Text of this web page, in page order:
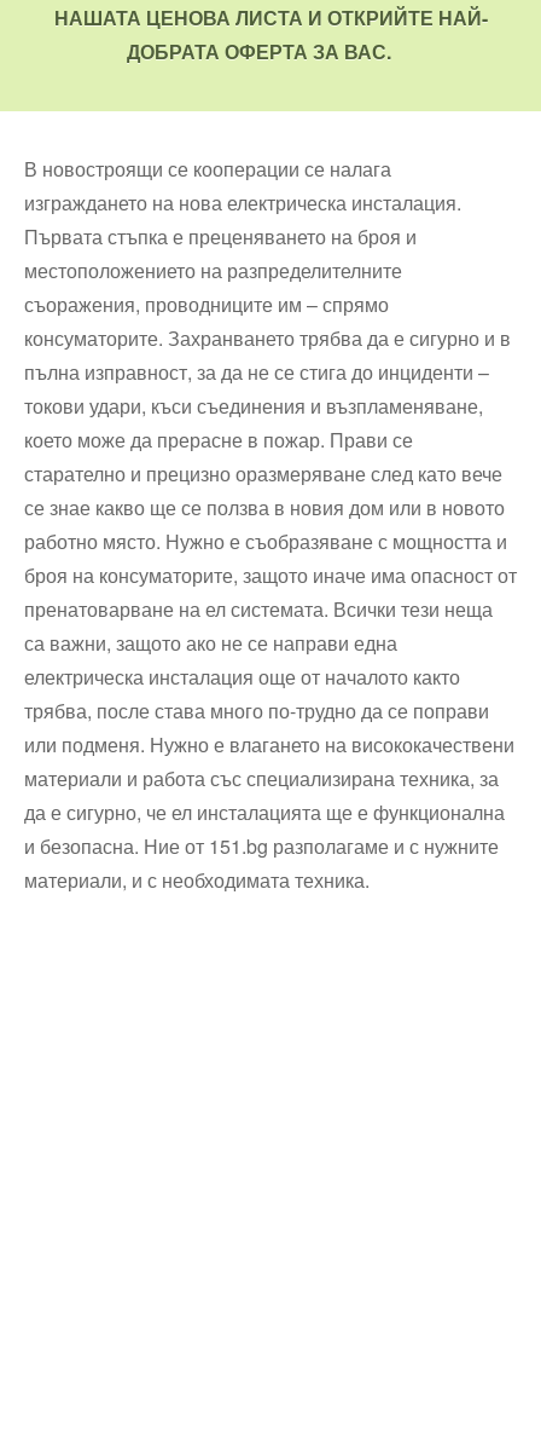
НАШАТА ЦЕНОВА ЛИСТА И ОТКРИЙТЕ НАЙ-
ДОБРАТА ОФЕРТА ЗА ВАС.
В новостроящи се кооперации се налага
изграждането на нова електрическа инсталация.
Първата стъпка е преценяването на броя и
местоположението на разпределителните
съоражения, проводниците им – спрямо
консуматорите. Захранването трябва да е сигурно и в
пълна изправност, за да не се стига до инциденти –
токови удари, къси съединения и възпламеняване,
което може да прерасне в пожар. Прави се
старателно и прецизно оразмеряване след като вече
се знае какво ще се ползва в новия дом или в новото
работно място. Нужно е съобразяване с мощността и
броя на консуматорите, защото иначе има опасност от
пренатоварване на ел системата. Всички тези неща
са важни, защото ако не се направи една
електрическа инсталация още от началото както
трябва, после става много по-трудно да се поправи
или подменя. Нужно е влагането на висококачествени
материали и работа със специализирана техника, за
да е сигурно, че ел инсталацията ще е функционална
и безопасна. Ние от 151.bg разполагаме и с нужните
материали, и с необходимата техника.